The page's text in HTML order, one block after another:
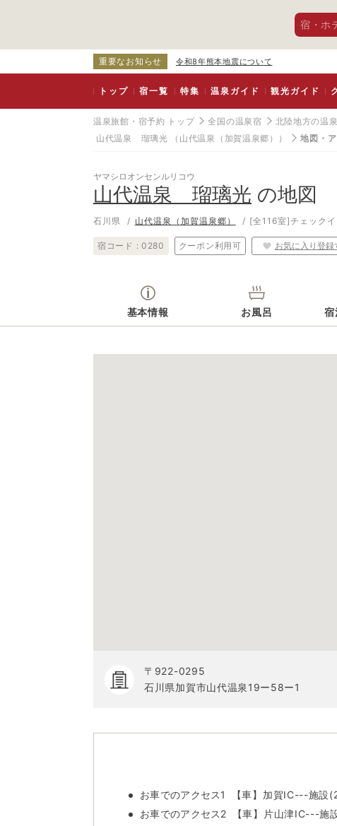
宿・ホ
重要なお知らせ 令和8年熊本地震について
トップ 宿一覧 特集 温泉ガイド 観光ガイド
温泉旅館・宿予約 トップ 全国の温泉宿 北陸地方の温
山代温泉 瑠璃光
（山代温泉（加賀温泉郷）） 地図・
ヤマシロオンセンルリコウ
山代温泉 瑠璃光 の地図
石川県 山代温泉（加賀温泉郷） [全116室]チェック
宿コード : 0280 クーポン利用可 お気に入り登録
基本情報 お風呂 宿
〒922-0295
石川県加賀市山代温泉19ー58ー1
お車でのアクセス1
【車】加賀IC---施設
お車でのアクセス2
【車】片山津IC---施